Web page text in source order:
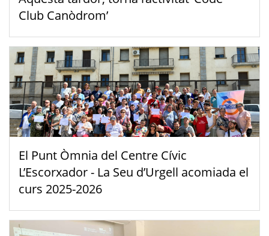
Club Canòdrom’
El Punt Òmnia del Centre Cívic
L’Escorxador - La Seu d’Urgell acomiada el
curs 2025-2026